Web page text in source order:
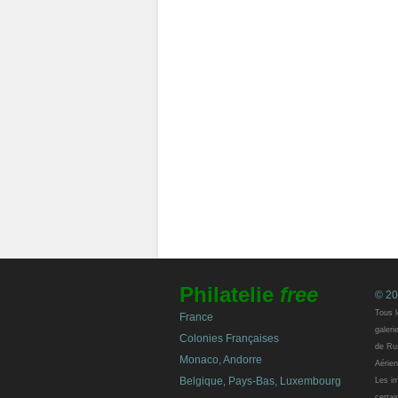
Philatelie free
France
Colonies Françaises
Monaco, Andorre
Belgique, Pays-Bas, Luxembourg
©
Tous
de
Les